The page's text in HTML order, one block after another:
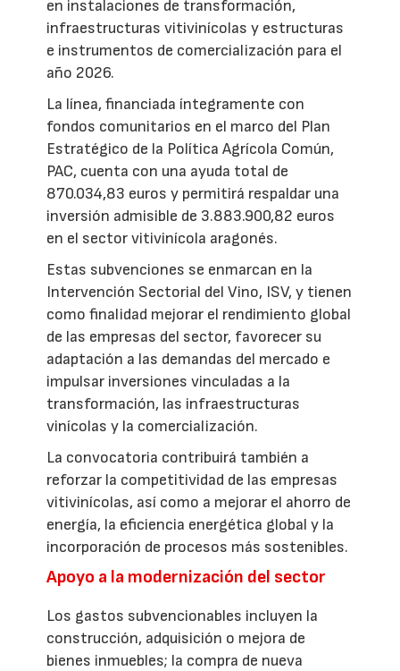
en instalaciones de transformación,
infraestructuras vitivinícolas y estructuras
e instrumentos de comercialización para el
año 2026.
La línea, financiada íntegramente con
fondos comunitarios en el marco del Plan
Estratégico de la Política Agrícola Común,
PAC, cuenta con una ayuda total de
870.034,83 euros y permitirá respaldar una
inversión admisible de 3.883.900,82 euros
en el sector vitivinícola aragonés.
Estas subvenciones se enmarcan en la
Intervención Sectorial del Vino, ISV, y tienen
como finalidad mejorar el rendimiento global
de las empresas del sector, favorecer su
adaptación a las demandas del mercado e
impulsar inversiones vinculadas a la
transformación, las infraestructuras
vinícolas y la comercialización.
La convocatoria contribuirá también a
reforzar la competitividad de las empresas
vitivinícolas, así como a mejorar el ahorro de
energía, la eficiencia energética global y la
incorporación de procesos más sostenibles.
Apoyo a la modernización del sector
Los gastos subvencionables incluyen la
construcción, adquisición o mejora de
bienes inmuebles; la compra de nueva